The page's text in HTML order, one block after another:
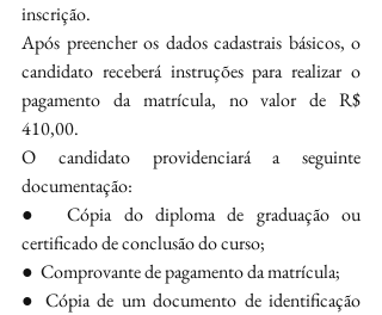
inscrição.
Após preencher os dados cadastrais básicos, o
candidato receberá instruções para realizar o
pagamento da matrícula, no valor de R$
410,00.
O candidato providenciará a seguinte
documentação:
●  Cópia do diploma de graduação ou
certificado de conclusão do curso;
●  Comprovante de pagamento da matrícula;
● Cópia de um documento de identificação